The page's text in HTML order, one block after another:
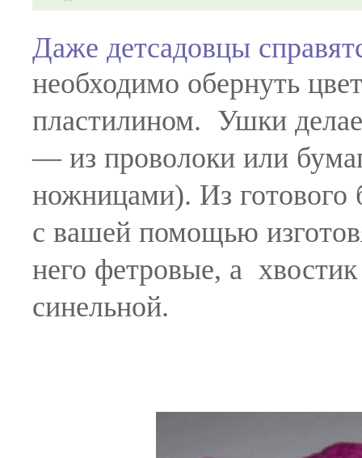
Даже детсадовцы
необходимо обернуть
пластилином. Ушки
— из проволоки или
ножницами). Из готового
с вашей помощью
него фетровые, а
синельной.